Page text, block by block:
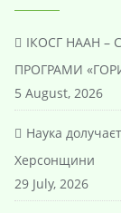
ІКОСГ НААН –
ПРОГРАМИ
5 August, 2026
Наука
Херсонщини
29 July, 2026